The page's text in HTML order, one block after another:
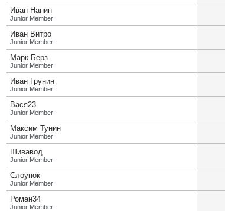
Иван Нанин
Junior Member
Иван Витро
Junior Member
Марк Берз
Junior Member
Иван Грунин
Junior Member
Вася23
Junior Member
Максим Тунин
Junior Member
Шивавод
Junior Member
Слоупок
Junior Member
Роман34
Junior Member